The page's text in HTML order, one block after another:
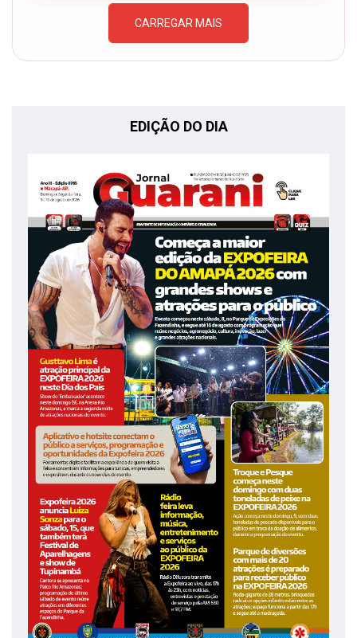
CARREGAR MAIS
EDIÇÃO DO DIA